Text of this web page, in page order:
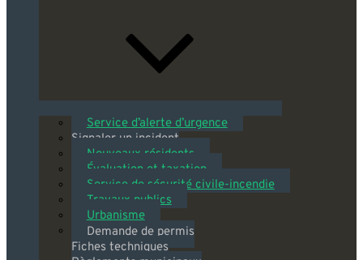
Service d’alerte d’urgence
Signaler un incident
Nouveaux résidents
Évaluation et taxation
Service de sécurité civile-incendie
Travaux publics
Urbanisme
Demande de permis
Fiches techniques